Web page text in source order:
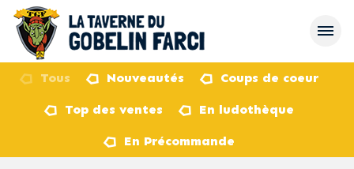
Tous Nouveautés Coups de coeur
Top des ventes En ludothèque
En Précommande